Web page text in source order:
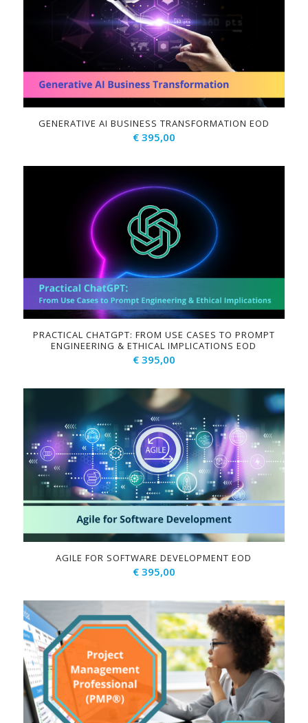
GENERATIVE AI BUSINESS TRANSFORMATION EOD
€395,00
PRACTICAL CHATGPT: FROM USE CASES TO PROMPT
ENGINEERING & ETHICAL IMPLICATIONS EOD
€395,00
AGILE FOR SOFTWARE DEVELOPMENT EOD
€395,00